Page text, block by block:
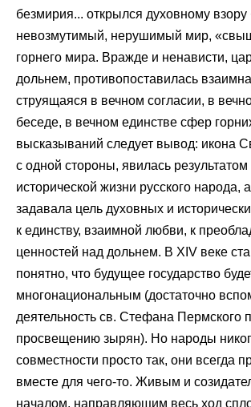
безмирия... открылся духовному взору
невозмутимый, нерушимый мир,
горнего мира. Вражде и ненависти,
дольнем, противопоставилась
струящаяся в вечном согласии, в
беседе, в вечном единстве сфер
высказываний следует вывод: икона
с одной стороны, явилась
исторической жизни русского народа,
задавала цель духовных и
к единству, взаимной любви, к
ценностей над дольнем. В XIV веке
понятно, что будущее государство
многонациональным (достаточно
деятельность св. Стефана Пермского
просвещению зырян). Но народы
совместности просто так, они всегда
вместе для чего-то. Живым и
началом, направляющим весь ход